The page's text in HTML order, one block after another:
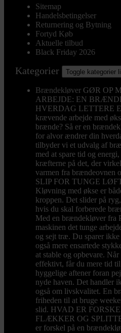
Sitemap
Handelsbetingelser
Returnering og Bytning
Fortyd Køb
Aktuelle tilbud
Black Friday 2026
Kategorier Toggle kategorier
Brændekløver GØR OP
ARBEJDE: EN
HVERDAG LETTERE
krævende arbejde med
brænde? Så er en
for alvor ændrer din
tilbyder vi et udvalg af
med at spare tid og
kræfterne på det, der
varmen fra brændeovnen
SLIP FOR TUNGE
Kløvning med økse er
kroppen. Det slider på
hvis du skal forberede
Med en brændekløver fra
maskinen det tunge
og sejt træ. Du sparer
også mere ensartede
at stable og opbevare.
effektivt, får du mere tid
hyggelige aftener foran
nyde haven. Det handler
også om livskvalitet. En
friheden til at bruge
slid. HVAD ER
FLÆKKER OG
er forskel på en